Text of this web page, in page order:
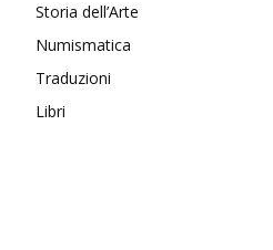
Storia dell’Arte
Numismatica
Traduzioni
Libri